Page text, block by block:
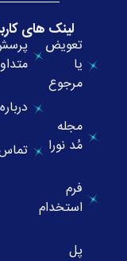
لینک های
تعویض
یا
مرجوع
مجله
مُد نورا
فرم
استخدام
پل